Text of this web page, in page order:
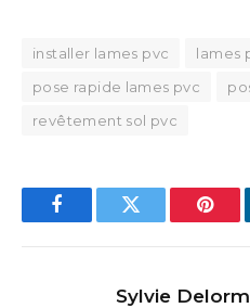
installer lames pvc
lames
pose rapide lames pvc
revêtement sol pvc
FacebookTwitter
Sylvie